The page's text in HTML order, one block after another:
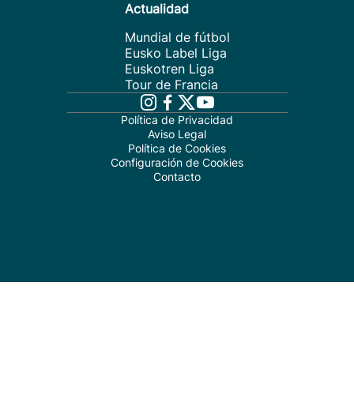
Actualidad
Mundial de fútbol
Eusko Label Liga
Euskotren Liga
Tour de Francia
Política de Privacidad
Aviso Legal
Política de Cookies
Configuración de Cookies
Contacto